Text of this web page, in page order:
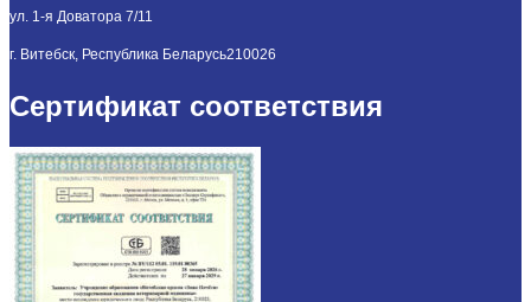
ул. 1-я Доватора 7/11
г. Витебск, Республика Беларусь210026
Сертификат соответствия